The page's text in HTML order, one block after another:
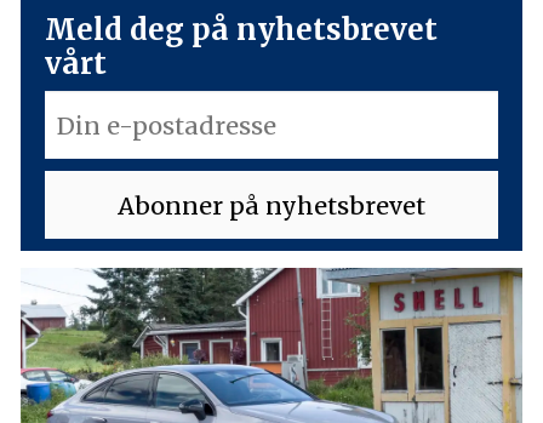
Meld deg på nyhetsbrevet
vårt